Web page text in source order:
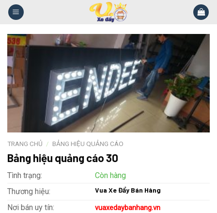
Skip
TRANG CHỦ / BẢNG HIỆU QUẢNG CÁO
Bảng hiệu quảng cáo 30
Tình trạng:
Còn hàng
Thương hiệu:
Vua Xe Đẩy Bán Hàng
Nơi bán uy tín: vuaxedaybanhang.vn